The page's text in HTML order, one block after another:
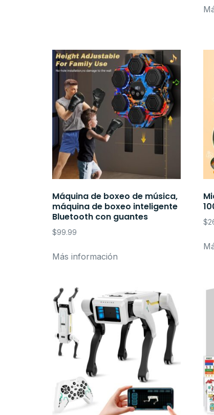
Máquina de boxeo de música,
máquina de boxeo inteligente
Bluetooth con guantes
$99.99
Más información
$